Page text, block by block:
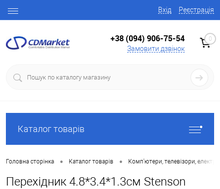
Вхід Реєстрація
+38 (094) 906-75-54
Замовити дзвінок
0
Каталог товарів
Головна сторінка • Каталог товарів • Комп'ютери, телевізори,
Перехідник 4.8*3.4*1.3см Stenson